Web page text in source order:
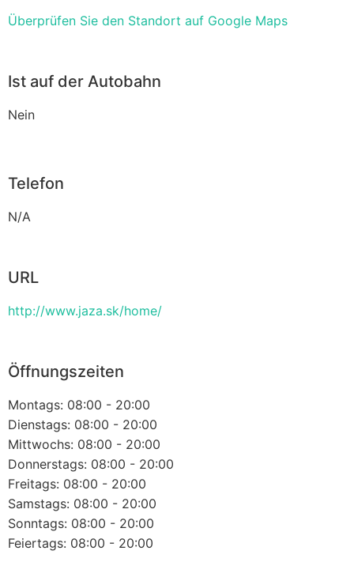
Überprüfen Sie den Standort auf Google Maps
Ist auf der Autobahn
Nein
Telefon
N/A
URL
http://www.jaza.sk/home/
Öffnungszeiten
Montags: 08:00 - 20:00
Dienstags: 08:00 - 20:00
Mittwochs: 08:00 - 20:00
Donnerstags: 08:00 - 20:00
Freitags: 08:00 - 20:00
Samstags: 08:00 - 20:00
Sonntags: 08:00 - 20:00
Feiertags: 08:00 - 20:00